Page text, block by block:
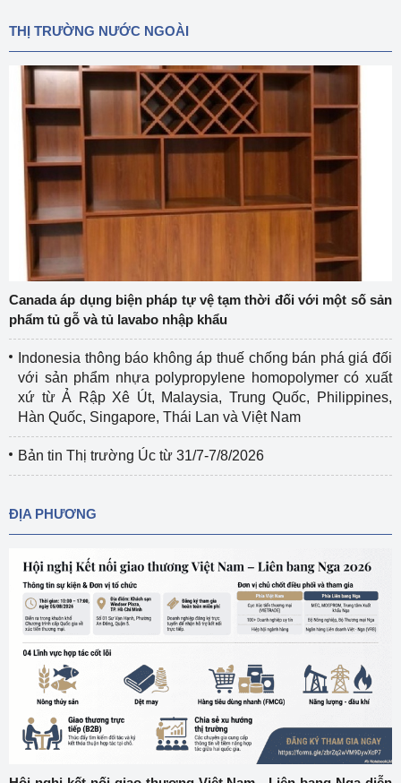
THỊ TRƯỜNG NƯỚC NGOÀI
Canada áp dụng biện pháp tự vệ tạm thời đối với một số sản
phẩm tủ gỗ và tủ lavabo nhập khẩu
Indonesia thông báo không áp thuế chống bán phá giá đối
với sản phẩm nhựa polypropylene homopolymer có xuất
xứ từ Ả Rập Xê Út, Malaysia, Trung Quốc, Philippines,
Hàn Quốc, Singapore, Thái Lan và Việt Nam
Bản tin Thị trường Úc từ 31/7-7/8/2026
ĐỊA PHƯƠNG